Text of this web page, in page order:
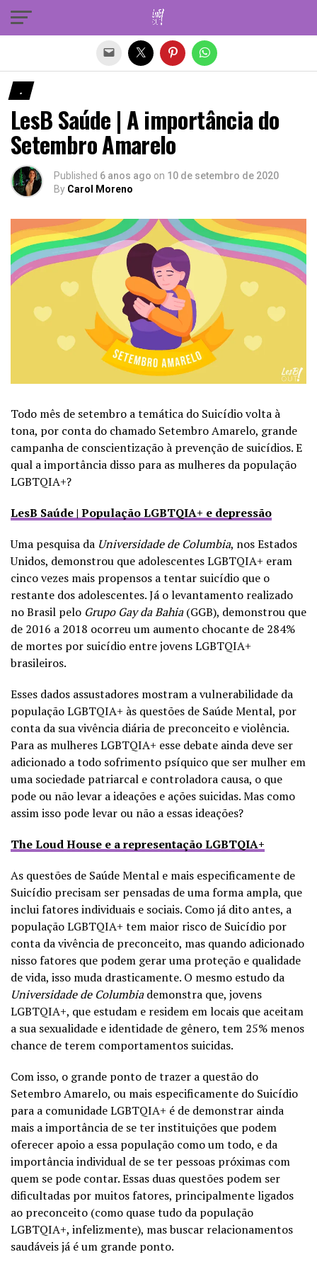
.
LesB Saúde | A importância do
Setembro Amarelo
Published 6 anos ago on 10 de setembro de 2020
By Carol Moreno
Todo mês de setembro a temática do Suicídio volta à
tona, por conta do chamado Setembro Amarelo, grande
campanha de conscientização à prevenção de suicídios. E
qual a importância disso para as mulheres da população
LGBTQIA+?
LesB Saúde | População LGBTQIA+ e depressão
Uma pesquisa da Universidade de Columbia, nos Estados
Unidos, demonstrou que adolescentes LGBTQIA+ eram
cinco vezes mais propensos a tentar suicídio que o
restante dos adolescentes. Já o levantamento realizado
no Brasil pelo Grupo Gay da Bahia(GGB), demonstrou que
de 2016 a 2018 ocorreu um aumento chocante de 284%
de mortes por suicídio entre jovens LGBTQIA+
brasileiros.
Esses dados assustadores mostram a vulnerabilidade da
população LGBTQIA+ às questões de Saúde Mental, por
conta da sua vivência diária de preconceito e violência.
Para as mulheres LGBTQIA+ esse debate ainda deve ser
adicionado a todo sofrimento psíquico que ser mulher em
uma sociedade patriarcal e controladora causa, o que
pode ou não levar a ideações e ações suicidas. Mas como
assim isso pode levar ou não a essas ideações?
The Loud House e a representação LGBTQIA+
As questões de Saúde Mental e mais especificamente de
Suicídio precisam ser pensadas de uma forma ampla, que
inclui fatores individuais e sociais. Como já dito antes, a
população LGBTQIA+ tem maior risco de Suicídio por
conta da vivência de preconceito, mas quando adicionado
nisso fatores que podem gerar uma proteção e qualidade
de vida, isso muda drasticamente. O mesmo estudo da
Universidade de Columbiademonstra que, jovens
LGBTQIA+, que estudam e residem em locais que aceitam
a sua sexualidade e identidade de gênero, tem 25% menos
chance de terem comportamentos suicidas.
Com isso, o grande ponto de trazer a questão do
Setembro Amarelo, ou mais especificamente do Suicídio
para a comunidade LGBTQIA+ é de demonstrar ainda
mais a importância de se ter instituições que podem
oferecer apoio a essa população como um todo, e da
importância individual de se ter pessoas próximas com
quem se pode contar. Essas duas questões podem ser
dificultadas por muitos fatores, principalmente ligados
ao preconceito (como quase tudo da população
LGBTQIA+, infelizmente), mas buscar relacionamentos
saudáveis já é um grande ponto.
Sair da versão mobile